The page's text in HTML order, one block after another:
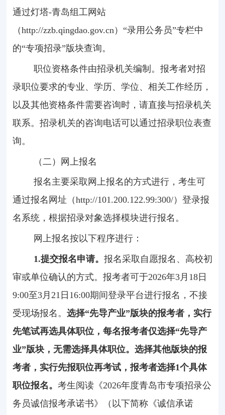
通过灯塔-青岛组工网站
（http://zzb.qingdao.gov.cn）“录用公务员”专栏中
的“专项招录”版块查询。
职位资格条件由招录机关编制。报考者对招
录职位要求的专业、学历、学位、相关工作经历，
以及其他资格条件需要咨询时，请直接与招录机关
联系。招录机关的咨询电话可以通过招录职位表查
询。
（二）网上报名
报名主要采取网上报名的方式进行，考生可
通过报名网址（http://101.200.122.99:300/）登录报
名系统，根据招录对象选择模块进行报名。
网上报名按以下程序进行：
1.提交报名申请。报名采取自愿报名、高校初
审或单位确认的方式。报考者可于2026年3月 18日
9:00至3月 21 日 16:00期间登录平台进行报名，不接
受现场报名。 选择“先导产业”版块的报考者，实行
先笔试再选具体职位，每名报考者仅选择“先导产
业”版块，无需选择具体职位。选择其他版块的报
考者，实行先报职位再考试，报考者选择1个具体
职位报名。 考生阅读《2026年度青岛市专项招录公
务员诚信报考承诺书》（以下简称《诚信承诺